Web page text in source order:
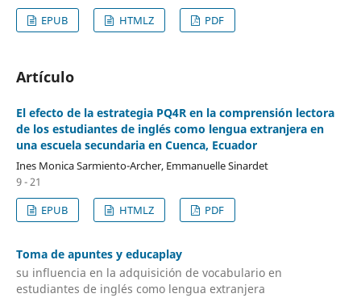
EPUB
HTMLZ PDF
Artículo
El efecto de la estrategia PQ4R en la comprensión lectora
de los estudiantes de inglés como lengua extranjera en
una escuela secundaria en Cuenca, Ecuador
Ines Monica Sarmiento-Archer, Emmanuelle Sinardet
9 - 21
EPUB
HTMLZ PDF
Toma de apuntes y educaplay
su influencia en la adquisición de vocabulario en
estudiantes de inglés como lengua extranjera